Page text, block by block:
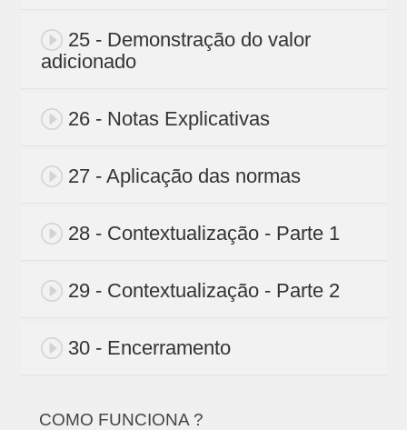
25 - Demonstração do valor
adicionado
26 - Notas Explicativas
27 - Aplicação das normas
28 - Contextualização - Parte 1
29 - Contextualização - Parte 2
30 - Encerramento
COMO FUNCIONA ?